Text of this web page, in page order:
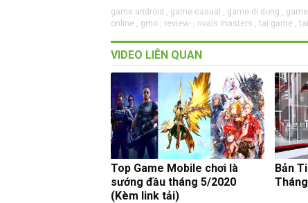
game android , game casual , game di dong ,
online , gmo , review- , rivals masters , tai game ,
VIDEO LIÊN QUAN
Top Game Mobile chơi là
sướng đầu tháng 5/2020
(Kèm link tải)
Bản